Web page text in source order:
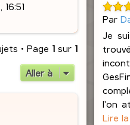
16:51
• Page 1sur 1
Aller à
Par
Je
l'on
Lire